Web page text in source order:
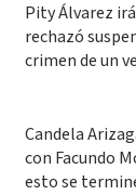
Pity Álvarez
rechazó
crimen de un
Candela
con Facundo
esto se